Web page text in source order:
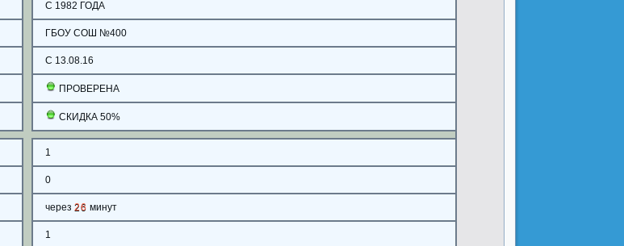
С 1982 ГОДА
ГБОУ СОШ №400
С 13.08.16
ПРОВЕРЕНА
СКИДКА 50%
1
0
через26 минут
1